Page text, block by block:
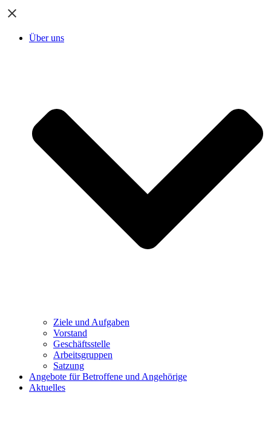
Über uns
Ziele und Aufgaben
Vorstand
Geschäftsstelle
Arbeitsgruppen
Satzung
Angebote für Betroffene und Angehörige
Aktuelles